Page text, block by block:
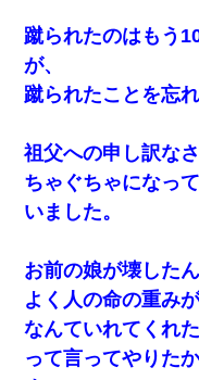
蹴られたのはもう
が、
蹴られたことを忘
祖父への申し訳な
ちゃぐちゃになっ
いました。
お前の娘が壊した
よく人の命の重み
なんていれてくれ
って言ってやりた